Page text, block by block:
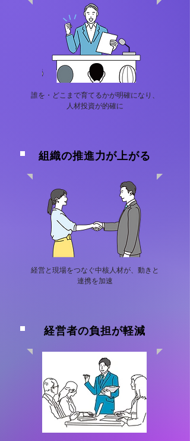
誰を・どこまで育てるかが明確になり、
人材投資が的確に
組織の推進力が上がる
経営と現場をつなぐ中核人材が、動きと
連携を加速
経営者の負担が軽減